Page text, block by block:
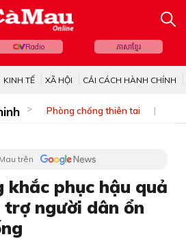
Radio ភាសាខ្មែរ
KINH TẾ XÃ HỘI CẢI CÁCH HÀNH CHÍNH
Phòng chống thiên tai
trên
khắc phục hậu quả
trợ người dân ổn